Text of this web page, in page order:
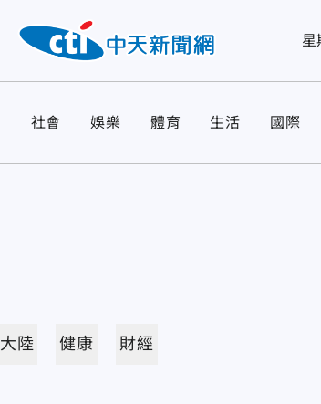
星
社會 娛樂 體育 生活 國際
大陸 健康 財經